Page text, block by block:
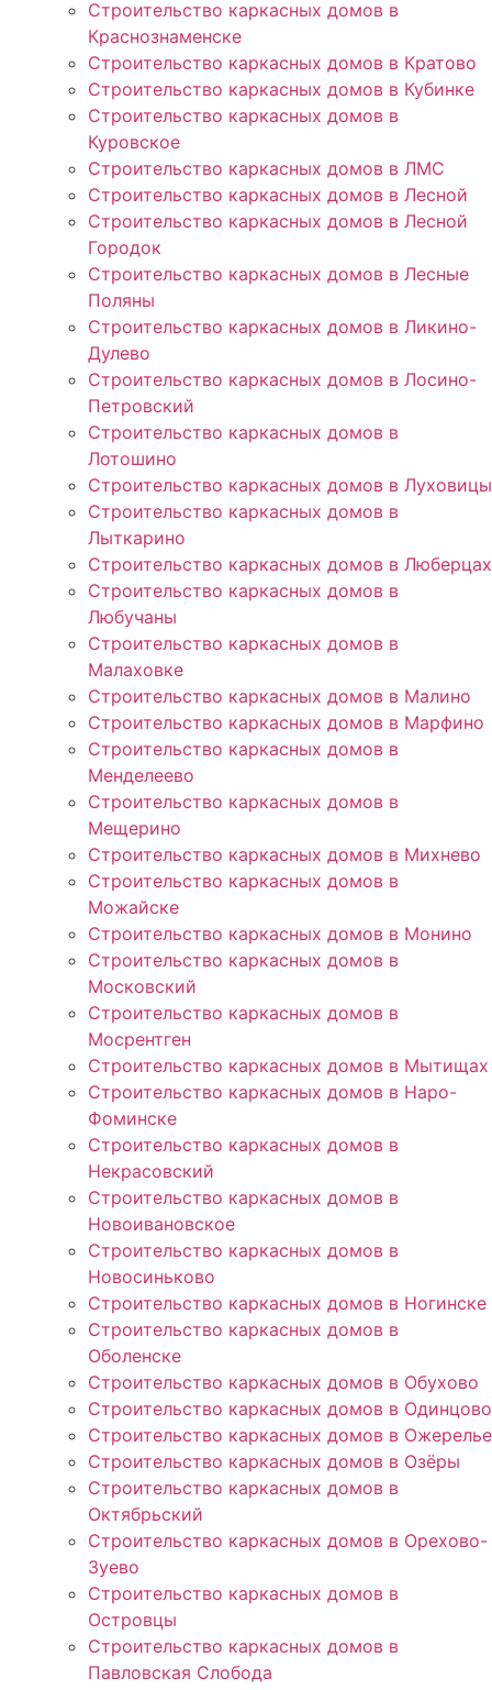
Строительство каркасных домов в
Краснознаменске
Строительство каркасных домов в Кратово
Строительство каркасных домов в Кубинке
Строительство каркасных домов в
Куровское
Строительство каркасных домов в ЛМС
Строительство каркасных домов в Лесной
Строительство каркасных домов в Лесной
Городок
Строительство каркасных домов в Лесные
Поляны
Строительство каркасных домов в Ликино-
Дулево
Строительство каркасных домов в Лосино-
Петровский
Строительство каркасных домов в
Лотошино
Строительство каркасных домов в Луховицы
Строительство каркасных домов в
Лыткарино
Строительство каркасных домов в Люберцах
Строительство каркасных домов в
Любучаны
Строительство каркасных домов в
Малаховке
Строительство каркасных домов в Малино
Строительство каркасных домов в Марфино
Строительство каркасных домов в
Менделеево
Строительство каркасных домов в
Мещерино
Строительство каркасных домов в Михнево
Строительство каркасных домов в
Можайске
Строительство каркасных домов в Монино
Строительство каркасных домов в
Московский
Строительство каркасных домов в
Мосрентген
Строительство каркасных домов в Мытищах
Строительство каркасных домов в Наро-
Фоминске
Строительство каркасных домов в
Некрасовский
Строительство каркасных домов в
Новоивановское
Строительство каркасных домов в
Новосиньково
Строительство каркасных домов в Ногинске
Строительство каркасных домов в
Оболенске
Строительство каркасных домов в Обухово
Строительство каркасных домов в Одинцово
Строительство каркасных домов в Ожерелье
Строительство каркасных домов в Озёры
Строительство каркасных домов в
Октябрьский
Строительство каркасных домов в Орехово-
Зуево
Строительство каркасных домов в
Островцы
Строительство каркасных домов в
Павловская Слобода